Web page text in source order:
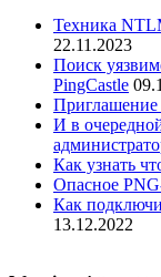
Техника
22.11.2023
Поиск
PingCastle
И в
Как узнать
Опасное
Как
13.12.2022